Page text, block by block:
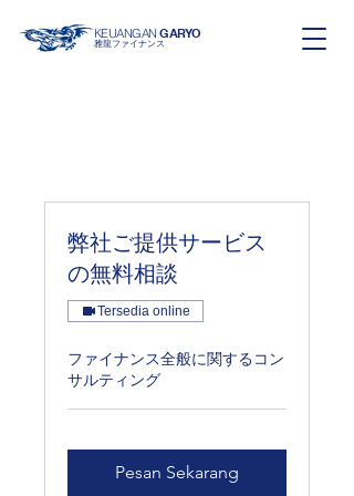
KEUANGAN GARYO
雅龍ファイナンス
弊社ご提供サービス
の無料相談
Tersedia online
ファイナンス全般に関するコン
サルティング
Pesan Sekarang